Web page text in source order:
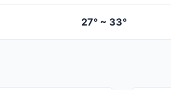
27° ~ 33°